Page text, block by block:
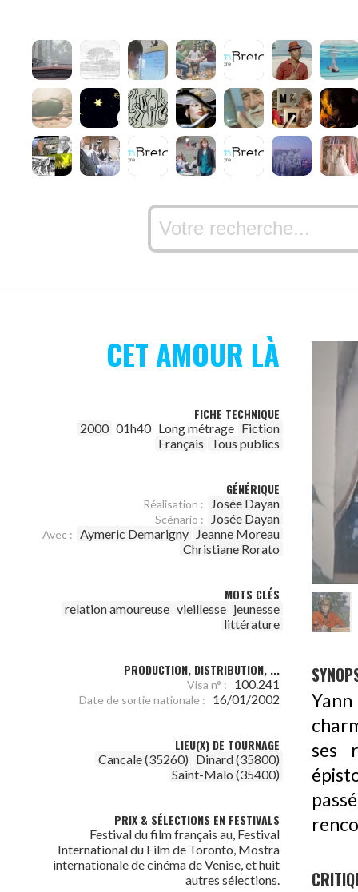
CET AMOUR LÀ
FICHE TECHNIQUE
2000 01h40 Long métrage Fiction
Français Tous publics
GÉNÉRIQUE
Réalisation : Josée Dayan
Scénario : Josée Dayan
Avec : Aymeric Demarigny Jeanne Moreau
Christiane Rorato
MOTS CLÉS
relation amoureuse vieillesse jeunesse
littérature
PRODUCTION, DISTRIBUTION, ...
Visa n° : 100.241
Date de sortie nationale : 16/01/2002
LIEU(X) DE TOURNAGE
Cancale (35260) Dinard (35800)
Saint-Malo (35400)
PRIX & SÉLECTIONS EN FESTIVALS
Festival du film français au, Festival
International du Film de Toronto, Mostra
internationale de cinéma de Venise, et huit
autres sélections.
ses